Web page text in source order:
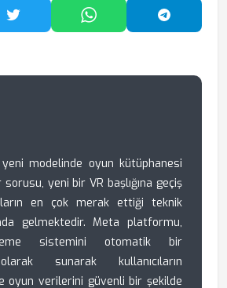
Paylaş
Twitter'da PaylaşWhatsApp'ta Paylaş
modelinde oyun kütüphanesi
yeni bir VR başlığına geçiş
en çok merak ettiği teknik
gelmektedir. Meta platformu,
sistemini otomatik bir
sunarak kullanıcıların
oyun verilerini güvenli bir şekilde